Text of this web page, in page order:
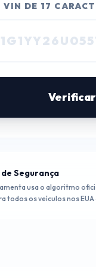
VIN DE 17
Verificar
Segurança
usa o algoritmo
todos os veículos nos EUA